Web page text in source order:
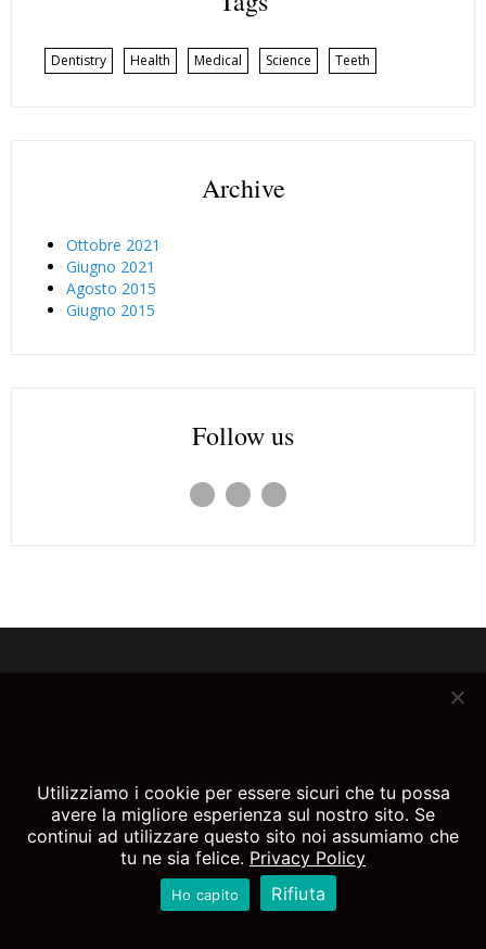
Dentistry Health Medical Science Teeth
Archive
Ottobre 2021
Giugno 2021
Agosto 2015
Giugno 2015
Follow us
PIANIFICAZIONE DIGITALE
CONSULTO A DISTANZA
TEST SUL SORRISO
Utilizziamo i cookie per essere sicuri che tu possa
avere la migliore esperienza sul nostro sito. Se
continui ad utilizzare questo sito noi assumiamo che
tu ne sia felice. Privacy Policy
Ho capito Rifiuta